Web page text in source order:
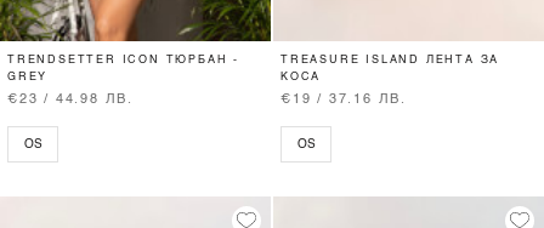
TRENDSETTER ICON ТЮРБАН -
GREY
€23 / 44.98 ЛВ.
OS
TREASURE ISLAND ЛЕНТА ЗА
КОСА
€19 / 37.16 ЛВ.
OS